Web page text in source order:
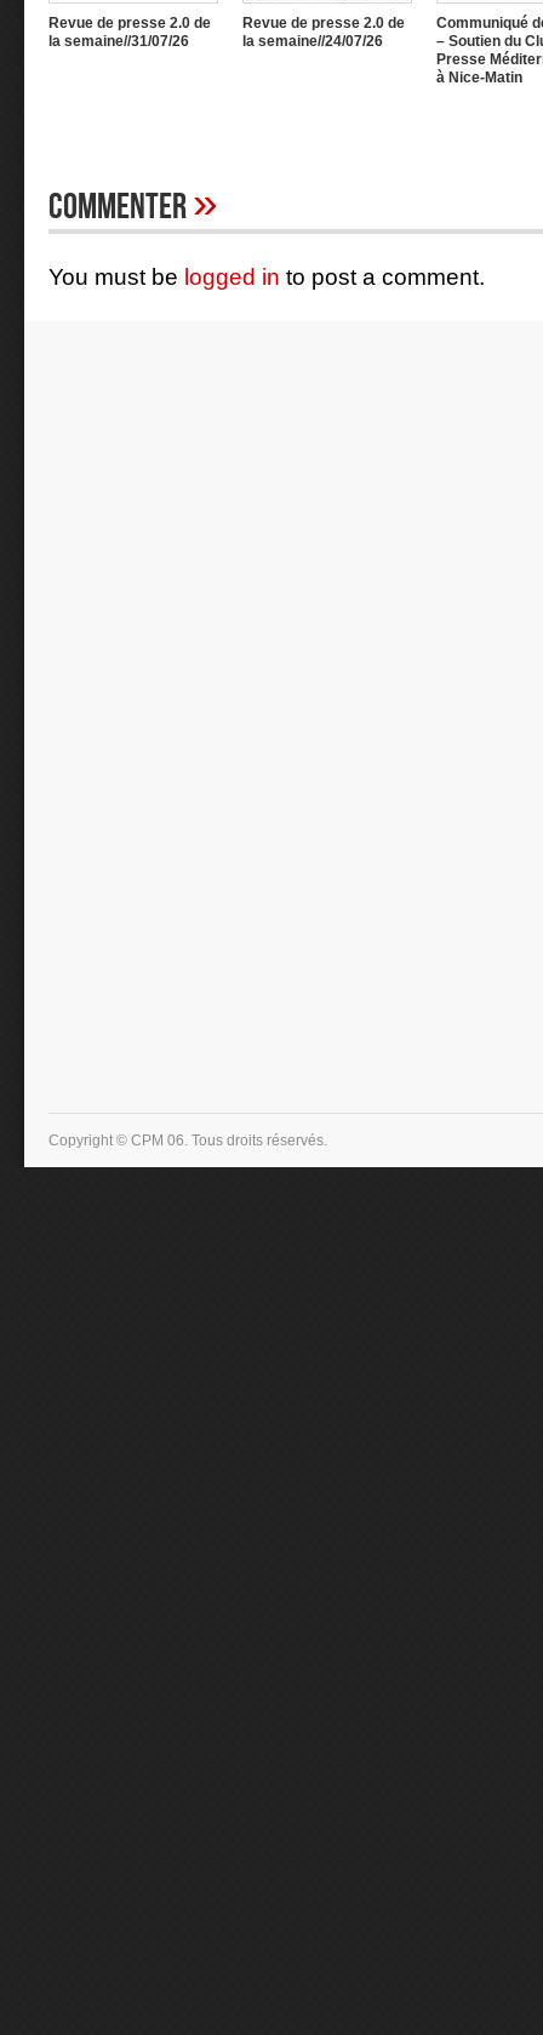
Revue de presse 2.0 de
la semaine//31/07/26
Revue de presse 2.0 de
la semaine//24/07/26
Communiqué
– Soutien du
Presse
à Nice-Matin
Commenter»
You must be logged in to post a comment.
Copyright © CPM 06. Tous droits réservés.